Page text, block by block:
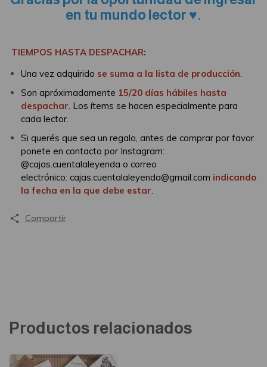
en tu mundo lector ♥.
TIEMPOS HASTA DESPACHAR:
Una vez adquirido se suma a la lista de producción.
Son apróximadamente 15/20 días hábiles hasta
despachar. Los ítems se hacen especialmente para
cada lector.
Si querés que sea un regalo, antes de comprar por favor
ponete en contacto por Instagram:
@cajas.cuentalaleyenda o correo
electrónico: cajas.cuentalaleyenda@gmail.com indicando
la fecha en la que debe estar.
Compartir
Productos relacionados